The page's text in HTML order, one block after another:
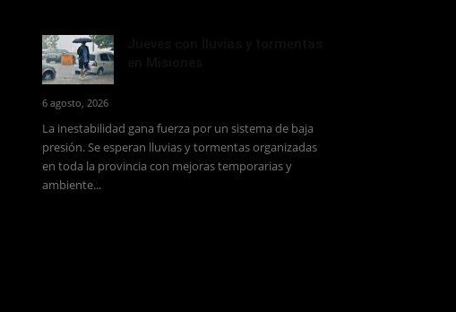
6 agosto, 2026
La inestabilidad gana fuerza por un sistema de baja
presión. Se esperan lluvias y tormentas organizadas
en toda la provincia con mejoras temporarias y
ambiente...